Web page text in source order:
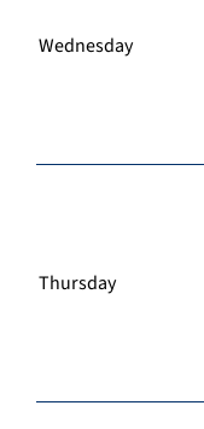
Wednesday
Thursday